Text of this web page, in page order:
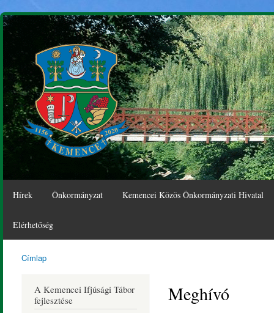
Hírek Önkormányzat Kemencei Közös Önkormányzati Hivatal
Elérhetőség
Kemence
Község
Honlapja
Címlap
A Kemencei Ifjúsági Tábor
fejlesztése
Meghívó